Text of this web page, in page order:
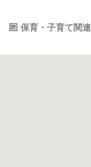
保育・子育て関